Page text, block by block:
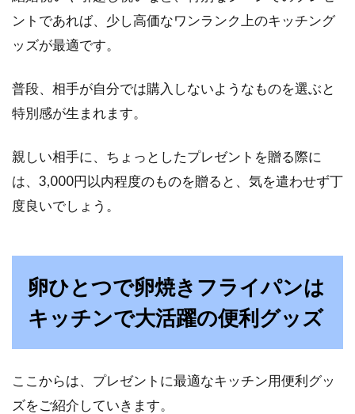
すめアレンジをご紹介！
「カーテンが思っていたよりも長い」という経
猫のトイレの掃除方法！お布団に付
え、好んで...
窓に隙間テープを張ると、防音効果
はある！？
ントであれば、少し高価なワンランク上のキッチング
ッズが最適です。
普段、相手が自分では購入しないようなものを選ぶと
特別感が生まれます。
親しい相手に、ちょっとしたプレゼントを贈る際に
は、3,000円以内程度のものを贈ると、気を遣わせず丁
度良いでしょう。
卵ひとつで卵焼きフライパンは
キッチンで大活躍の便利グッズ
ここからは、プレゼントに最適なキッチン用便利グッ
ズをご紹介していきます。